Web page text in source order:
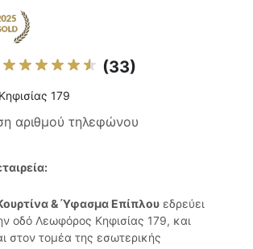
(33)
179
αριθμού τηλεφώνου
& Ύφασμα Επίπλου εδρεύει
οδό Λεωφόρος Κηφισίας 179, και
στον τομέα της εσωτερικής